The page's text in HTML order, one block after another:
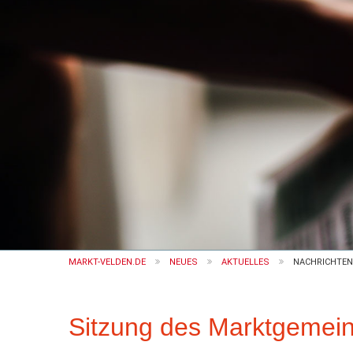
MARKT-VELDEN.DE NEUES AKTUELLES
Sitzung des